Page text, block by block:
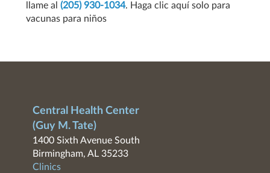
llame al (205) 930-1034. Haga clic aquí solo para
vacunas para niños
Central Health Center
(Guy M. Tate)
1400 Sixth Avenue South
Birmingham, AL 35233
Clinics